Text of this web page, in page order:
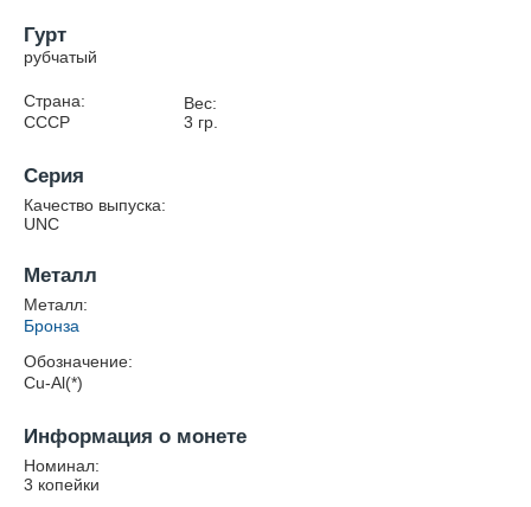
Гурт
рубчатый
Страна:
СССР
Вес:
3 гр.
Серия
Качество выпуска:
UNC
Металл
Металл:
Бронза
Обозначение:
Cu-Al(*)
Информация о монете
Номинал:
3 копейки